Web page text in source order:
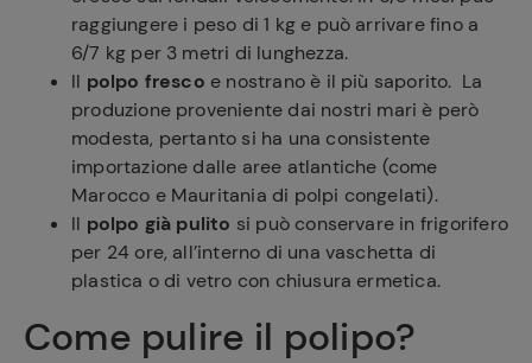
raggiungere i peso di 1 kg e può arrivare fino a
6/7 kg per 3 metri di lunghezza.
Il polpo fresco e nostrano è il più saporito. La
produzione proveniente dai nostri mari è però
modesta, pertanto si ha una consistente
importazione dalle aree atlantiche (come
Marocco e Mauritania di polpi congelati).
Il polpo già pulito si può conservare in frigorifero
per 24 ore, all’interno di una vaschetta di
plastica o di vetro con chiusura ermetica.
Come pulire il polipo?